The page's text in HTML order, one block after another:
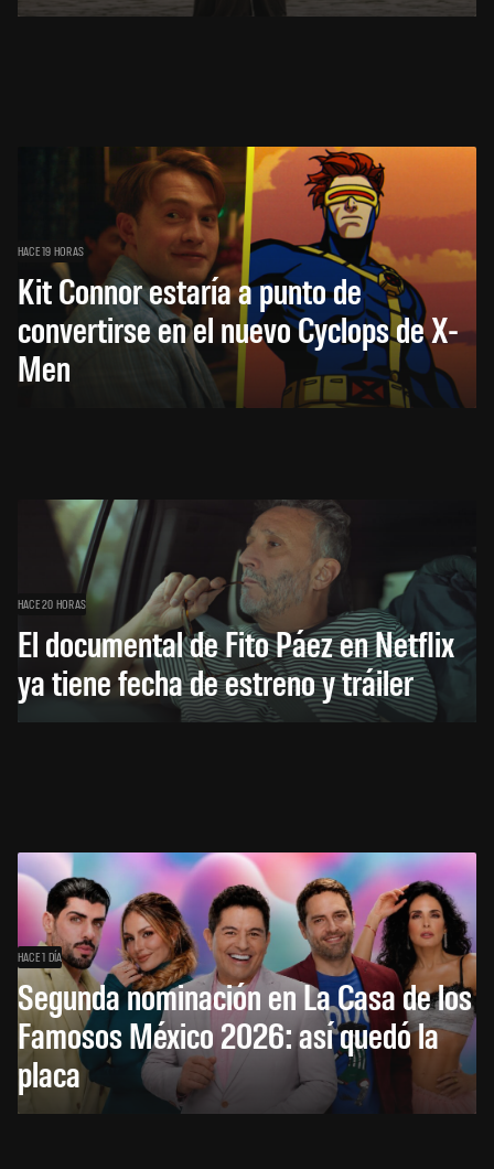
HACE 19 HORAS
Kit Connor estaría a punto de
convertirse en el nuevo Cyclops de X-
Men
HACE 20 HORAS
El documental de Fito Páez en Netflix
ya tiene fecha de estreno y tráiler
HACE 1 DÍA
Segunda nominación en La Casa de los
Famosos México 2026: así quedó la
placa